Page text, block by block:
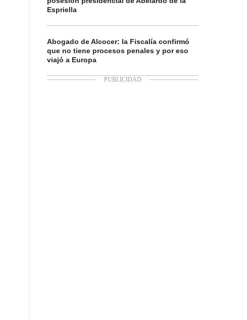
Espriella
Abogado de Alcocer: la Fiscalía confirmó
que no tiene procesos penales y por eso
viajó a Europa